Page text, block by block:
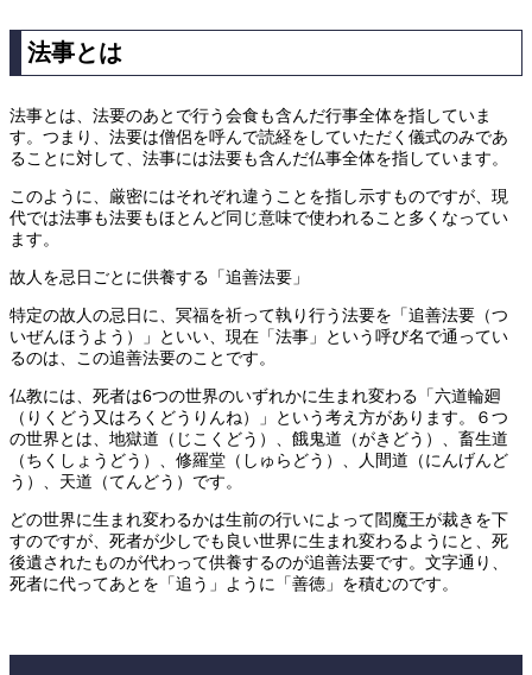
法事とは
法事とは、法要のあとで行う会食も含んだ行事全体を指していま
す。つまり、法要は僧侶を呼んで読経をしていただく儀式のみであ
ることに対して、法事には法要も含んだ仏事全体を指しています。
このように、厳密にはそれぞれ違うことを指し示すものですが、現
代では法事も法要もほとんど同じ意味で使われること多くなってい
ます。
故人を忌日ごとに供養する「追善法要」
特定の故人の忌日に、冥福を祈って執り行う法要を「追善法要（つ
いぜんほうよう）」といい、現在「法事」という呼び名で通ってい
るのは、この追善法要のことです。
仏教には、死者は6つの世界のいずれかに生まれ変わる「六道輪廻
（りくどう又はろくどうりんね）」という考え方があります。６つ
の世界とは、地獄道（じこくどう）、餓鬼道（がきどう）、畜生道
（ちくしょうどう）、修羅堂（しゅらどう）、人間道（にんげんど
う）、天道（てんどう）です。
どの世界に生まれ変わるかは生前の行いによって閻魔王が裁きを下
すのですが、死者が少しでも良い世界に生まれ変わるようにと、死
後遺されたものが代わって供養するのが追善法要です。文字通り、
死者に代ってあとを「追う」ように「善徳」を積むのです。